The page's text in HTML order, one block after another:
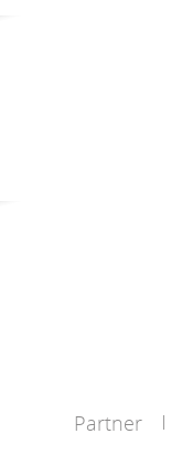
Partner